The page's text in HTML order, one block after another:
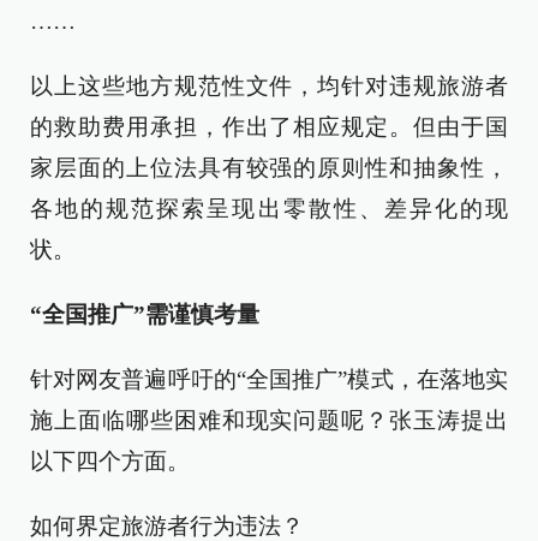
……
以上这些地方规范性文件，均针对违规旅游者
的救助费用承担，作出了相应规定。但由于国
家层面的上位法具有较强的原则性和抽象性，
各地的规范探索呈现出零散性、差异化的现
状。
“全国推广”需谨慎考量
针对网友普遍呼吁的“全国推广”模式，在落地实
施上面临哪些困难和现实问题呢？张玉涛提出
以下四个方面。
如何界定旅游者行为违法？